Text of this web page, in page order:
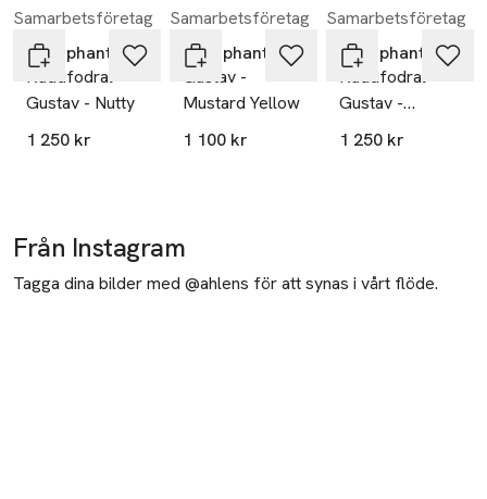
Hoppa över bildspelet
Samarbetsföretag
Littlephant
Kuddfodral
Gustav - Nutty
1 250 kr
Samarbetsföretag
Littlephant
Gustav -
Mustard Yellow
1 100 kr
Samarbetsföretag
Littlephant
Kuddfodral
Gustav -
Mustard/rye
1 250 kr
Från Instagram
Tagga dina bilder med @ahlens för att synas i vårt flöde.